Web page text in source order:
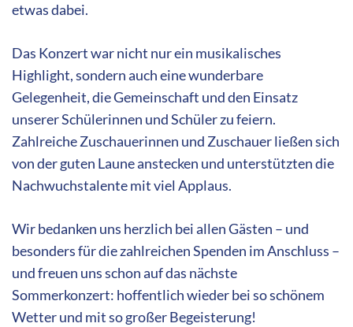
etwas dabei.
Das Konzert war nicht nur ein musikalisches
Highlight, sondern auch eine wunderbare
Gelegenheit, die Gemeinschaft und den Einsatz
unserer Schülerinnen und Schüler zu feiern.
Zahlreiche Zuschauerinnen und Zuschauer ließen sich
von der guten Laune anstecken und unterstützten die
Nachwuchstalente mit viel Applaus.
Wir bedanken uns herzlich bei allen Gästen – und
besonders für die zahlreichen Spenden im Anschluss –
und freuen uns schon auf das nächste
Sommerkonzert: hoffentlich wieder bei so schönem
Wetter und mit so großer Begeisterung!